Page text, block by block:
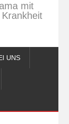
mit
UNS